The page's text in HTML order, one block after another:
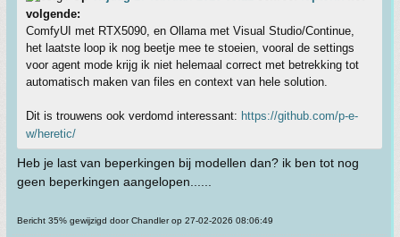
volgende:
ComfyUI met RTX5090, en Ollama met Visual Studio/Continue,
het laatste loop ik nog beetje mee te stoeien, vooral de settings
voor agent mode krijg ik niet helemaal correct met betrekking tot
automatisch maken van files en context van hele solution.
Dit is trouwens ook verdomd interessant: https://github.com/p-e-
w/heretic/
Heb je last van beperkingen bij modellen dan? ik ben tot nog
geen beperkingen aangelopen......
Bericht 35% gewijzigd door Chandler op 27-02-2026 08:06:49